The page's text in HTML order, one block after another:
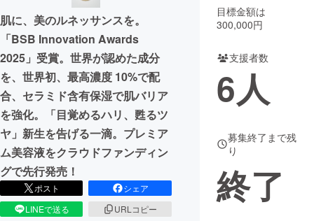
CAMPFIREふるさと納税
コミュニティ
肌に、美のルネッサンスを。
「BSB Innovation Awards
2025」受賞。世界が認めた成分
を、世界初、最高濃度 10%で配
合、セラミド含有保湿で肌バリア
を強化。「目覚めるハリ、甦るツ
ヤ」新生を告げる一滴。プレミア
ム美容液をクラウドファンディン
グで先行発売！
ポスト
シェア
LINEで送る
URLコピー
目標金額は
300,000円
支援者数
6人
募集終了まで残
り
終了